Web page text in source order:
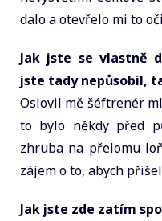
dalo a otevřelo mi
Jak jste se vlastně
jste tady nepůsobil,
Oslovil mě šéftrenér
to bylo někdy před
zhruba na přelomu
zájem o to, abych
Jak jste zde zatím